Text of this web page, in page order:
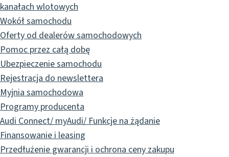
kanałach wlotowych
Wokół samochodu
Oferty od dealerów samochodowych
Pomoc przez całą dobę
Ubezpieczenie samochodu
Rejestracja do newslettera
Myjnia samochodowa
Programy producenta
Audi Connect/ myAudi/ Funkcje na żądanie
Finansowanie i leasing
Przedłużenie gwarancji i ochrona ceny zakupu